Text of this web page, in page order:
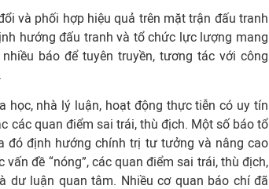
và phối hợp hiệu quả trên mặt trận đấu tranh
hướng đấu tranh và tổ chức lực lượng mang
báo để tuyên truyền, tương tác với công
học, nhà lý luận, hoạt động thực tiễn có uy tín
các quan điểm sai trái, thù địch. Một số báo tổ
đó định hướng chính trị tư tưởng và nâng cao
đề “nóng”, các quan điểm sai trái, thù địch,
dư luận quan tâm. Nhiều cơ quan báo chí đã